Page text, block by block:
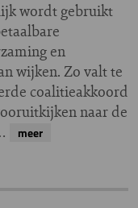
wordt gebruikt
en
wijken. Zo valt te
coalitieakkoord
naar de
meer